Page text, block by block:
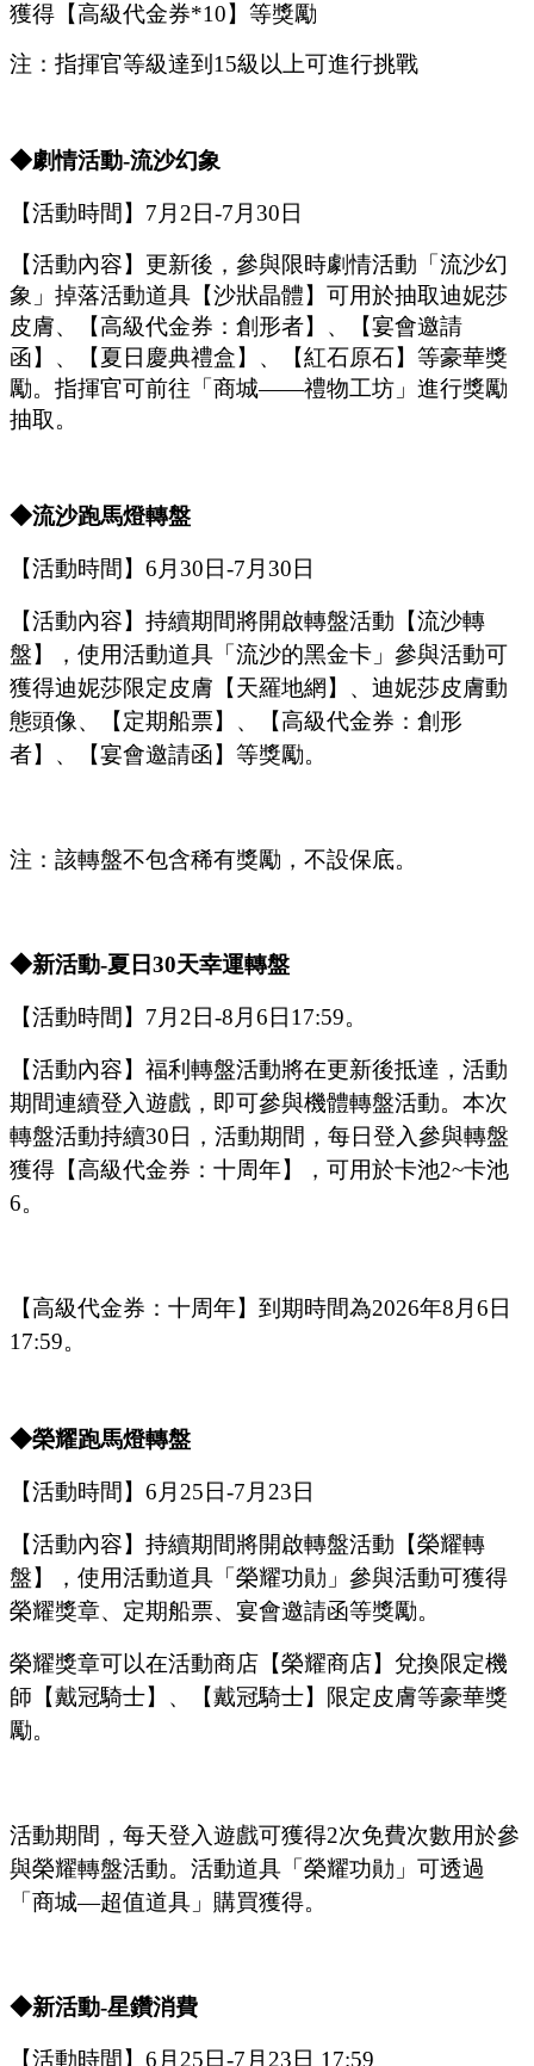
獲得【高級代金券*10】等獎勵
注：指揮官等級達到 15級以上可進行挑戰
◆劇情活動-流沙幻象
【活動時間】 7月 2 日-7月 30 日
【活動內容】更新後，參與限時劇情活動「流沙幻
象」掉落活動道具【沙狀晶體】可用於抽取迪妮莎
皮膚、【高級代金券：創形者】、【宴會邀請
函】、【夏日慶典禮盒】、【紅石原石】等豪華獎
勵。指揮官可前往「商城——禮物工坊」進行獎勵
抽取。
◆流沙跑馬燈轉盤
【活動時間】 6月 30 日-7月 30 日
【活動內容】持續期間將開啟轉盤活動【流沙轉
盤】，使用活動道具 「流沙的黑金卡」 參與活動可
獲得迪妮莎限定皮膚【天羅地網】、迪妮莎皮膚動
態頭像、【定期船票】、【高級代金券：創形
者】、【宴會邀請函】等獎勵。
注：該轉盤不包含稀有獎勵，不設保底。
◆新活動-夏日30天幸運轉盤
【活動時間】 7月 2 日-8月 6 日 17:59。
【活動內容】福利轉盤活動將在更新後抵達，活動
期間連續登入遊戲，即可參與機體轉盤活動。本次
轉盤活動持續30日，活動期間，每日登入參與轉盤
獲得【高級代金券： 十周年】，可用於卡池2~卡池
6。
【高級代金券： 十周年】到期時間為2026年8月 6日
17:59。
◆榮耀跑馬燈轉盤
【活動時間】 6月 25 日-7月 23 日
【活動內容】持續期間將開啟轉盤活動【榮耀轉
盤】，使用活動道具 「榮耀功勛」 參與活動可獲得
榮耀獎章、定期船票、宴會邀請函等獎勵。
榮耀獎章可以在活動商店【榮耀商店】兌換限定機
師【戴冠騎士】、【戴冠騎士】限定皮膚等豪華獎
勵。
活動期間，每天登入遊戲可獲得2次免費次數用於參
與榮耀轉盤活動。活動道具 「榮耀功勛」 可透過
「 商城—超值道具 」 購買獲得。
◆新活動-星鑽消費
【活動時間】 6 月 25 日-7 月 23 日 17:59